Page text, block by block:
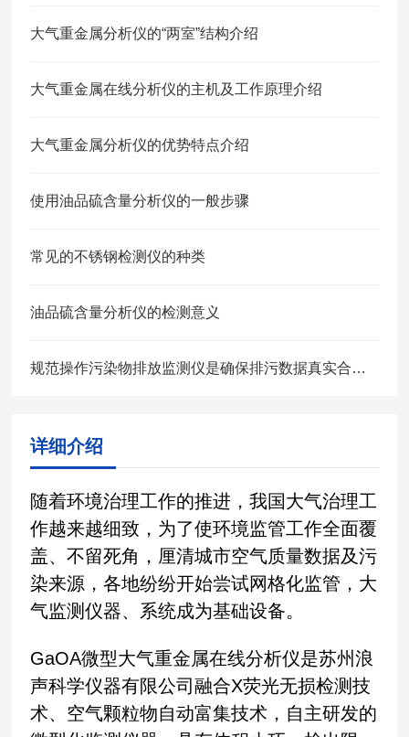
大气重金属分析仪的“两室”结构介绍
大气重金属在线分析仪的主机及工作原理介绍
大气重金属分析仪的优势特点介绍
使用油品硫含量分析仪的一般步骤
常见的不锈钢检测仪的种类
油品硫含量分析仪的检测意义
规范操作污染物排放监测仪是确保排污数据真实合规的关键
详细介绍
随着环境治理工作的推进，我国大气治理工
作越来越细致，为了使环境监管工作全面覆
盖、不留死角，厘清城市空气质量数据及污
染来源，各地纷纷开始尝试网格化监管，大
气监测仪器、系统成为基础设备。
GaOA微型大气重金属在线分析仪是苏州浪
声科学仪器有限公司融合X荧光无损检测技
术、空气颗粒物自动富集技术，自主研发的